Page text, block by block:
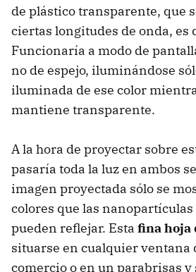
de plástico transparente, que
ciertas longitudes de onda, es
Funcionaría a modo de
no de espejo, iluminándose
iluminada de ese color
mantiene transparente.
A la hora de proyectar sobre
pasaría toda la luz en ambos
imagen proyectada sólo se
colores que las
pueden reflejar. Esta fina hoja
situarse en cualquier ventana
comercio o en un parabrisas